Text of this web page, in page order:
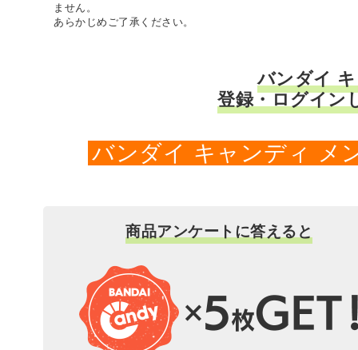
ません。
あらかじめご了承ください。
バンダイ
登録・ログイン
バンダイ キャンディ メ
商品アンケートに答えると